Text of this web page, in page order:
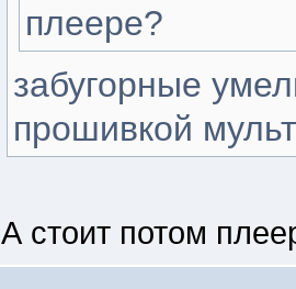
плеере?
забугорные
прошивкой
А стоит потом